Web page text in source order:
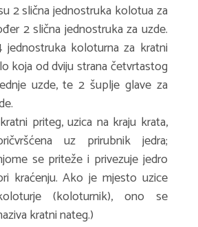
2 slična jednostruka kolotua za
2 slična jednostruka za uzde.
jednostruka koloturna za kratni
koja od dviju strana četvrtastog
uzde, te 2 šuplje glave za
priteg, uzica na kraju krata,
uz prirubnik jedra;
se priteže i privezuje jedro
kraćenju. Ako je mjesto uzice
(koloturnik), ono se
kratni nateg.)